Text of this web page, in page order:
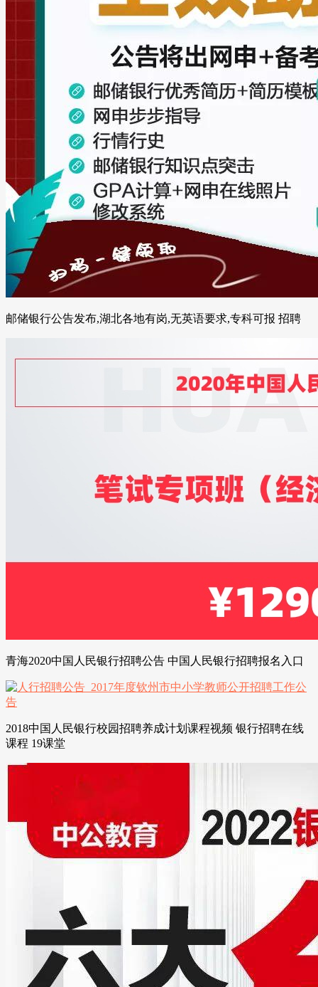
邮储银行公告发布,湖北各地有岗,无英语要求,专科可报 招聘
青海2020中国人民银行招聘公告 中国人民银行招聘报名入口
2018中国人民银行校园招聘养成计划课程视频 银行招聘在线
课程 19课堂